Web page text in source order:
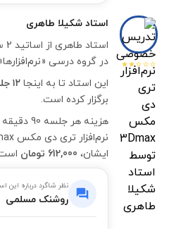
استاد شکیلا طاهری
در گروه درسی
این استاد تا به اینجا ۱۲ جلسه موفق
برگزار کرده است.
هزینه
ایشان، 612,000 تومان
نظر شاگرد درباره این
روشنک مسلمی